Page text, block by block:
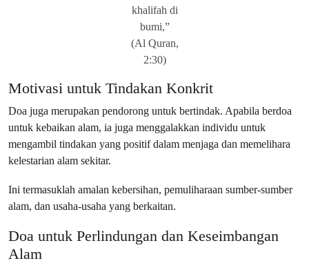
khalifah di
bumi,”
(Al Quran,
2:30)
Motivasi untuk Tindakan Konkrit
Doa juga merupakan pendorong untuk bertindak. Apabila berdoa
untuk kebaikan alam, ia juga menggalakkan individu untuk
mengambil tindakan yang positif dalam menjaga dan memelihara
kelestarian alam sekitar.
Ini termasuklah amalan kebersihan, pemuliharaan sumber-sumber
alam, dan usaha-usaha yang berkaitan.
Doa untuk Perlindungan dan Keseimbangan
Alam